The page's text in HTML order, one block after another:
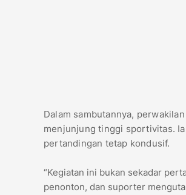
Dalam sambutannya,
menjunjung tinggi sportivitas.
pertandingan tetap kondusif.
“Kegiatan ini bukan sekadar
penonton, dan suporter